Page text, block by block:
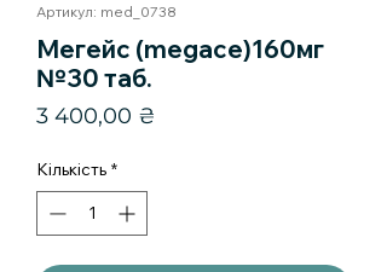
Артикул: med_0738
Мегейс (megace)160мг
№30 таб.
3 400,00 ₴
Кількість *